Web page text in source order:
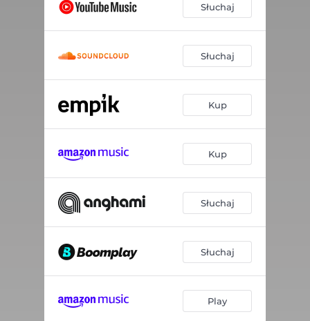
Słuchaj
Słuchaj
Kup
Kup
Słuchaj
Słuchaj
Play